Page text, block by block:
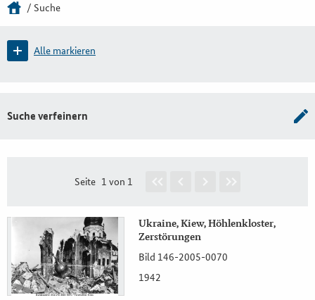
Suche
Alle markieren
Suche verfeinern
Seite 1 von 1
Ukraine, Kiew, Höhlenkloster,
Zerstörungen
Bild 146-2005-0070
1942